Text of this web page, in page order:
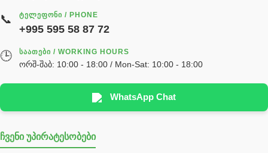
реек
სხადასხვა
Hyva
უჟანგავი ფოლადი
📞 ᲢᲔᲚᲔᲤᲝᲜᲘ / PHONE
+995 595 58 87 72
🕒 ᲡᲐᲐᲗᲔᲑᲘ / WORKING HOURS
ორშ-შაბ: 10:00 - 18:00 / Mon-Sat: 10:00 - 18:00
WhatsApp Chat
ჩვენი უპირატესობები